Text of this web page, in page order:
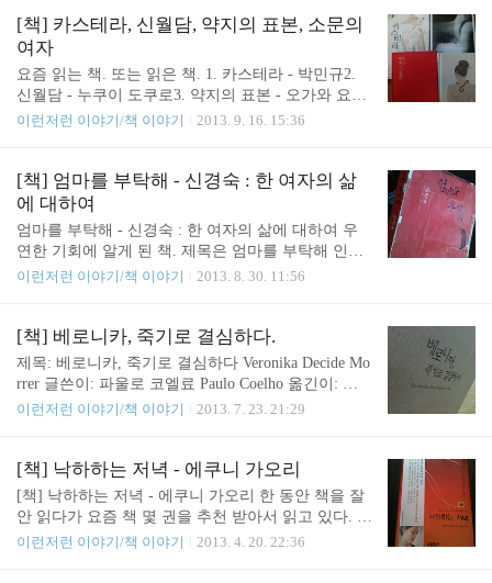
어. 그만 이혼해야겠다구. 크. 죽어가는 암 환자의 희
망이며 등불인, 바람도 안 피우는 훌륭한 의사 남편.
하하. 그..
륭하다. 콩고와는 크게 관련 없는 내용이지만, 콩고
사람이 이 책을 본다면 어떤 느낌일까 하는 생각을
잠깐 했다. 담, 부, 율이 나온다. 담은 바보. 부는 천
재. 그 둘은 함께 짝을 이루어 재밌는 일을 해 나간다.
재밌는 일이라기 보다는 어쩌면 살아가기 위해 어쩔
수 없이 선택한 힘든 일을 하고 있는 것 같기도 하다.
년 뒤가 지금과 크게 다르지 않다. 문명을 한 번 전..
[책] 카스테라, 신월담, 약지의 표본, 소문의
여자
요즘 읽는 책. 또는 읽은 책. 1. 카스테라 - 박민규2.
신월담 - 누쿠이 도쿠로3. 약지의 표본 - 오가와 요코
3. 소문의 여자 - 오쿠다 히데오 1. 카스테라 - 박민규
설명은 없었지만,이 친구가 추천한 책은 믿고 보는지
라. 궁금하네. 단편집이다. 박민규라는 이름을 알게
되고 나서 뒤를 돌아보니연구실 동생 책상 책꽂이에,
더블 - 박민규 소설집이라는 것이 꽂혀있다. 그리 멀
리 있는 작가는 아니었구나. 2. 신월담 - 누쿠이 도쿠
로 지음, 한성례 옮김 꽤 두꺼운 책인데, 그리 오랜 시
읽기 시작할 때 쯤,두껍지만 두껍지 않다. 왜 그렇게
두꺼워졌는지 ..
이런저런 이야기/책 이야기 2013. 9. 16. 15:36
[책] 엄마를 부탁해 - 신경숙 : 한 여자의 삶
에 대하여
엄마를 부탁해 - 신경숙 : 한 여자의 삶에 대하여 우
연한 기회에 알게 된 책. 제목은 엄마를 부탁해 인데,
난 사실 나의 어머니 보다는 아내를 생각하면서 읽게
이 책의 화자가 누구인지는 끝까지 말하지 않지만,
내용상 엄마라고 보는 것이 자연스럽겠다. 1장은 엄
마가 딸에게, 2장은 엄마가 큰 아들에게, 3장은 엄마
있다. 엄마는 마치 전지적 시점을 가진 것처럼 다른
에 대해서도 다 알고 있다. 각 장이 바뀔 때마다 화자
의 말하는 방식이 달라지는 것도 이 책의 특징. 당신
은 이 집을 내키는 대로 떠났다..
이런저런 이야기/책 이야기 2013. 8. 30. 11:56
[책] 베로니카, 죽기로 결심하다.
제목: 베로니카, 죽기로 결심하다 Veronika Decide Mo
rrer 글쓴이: 파울로 코엘료 Paulo Coelho 옮긴이: 이
상해 한 친구의 소개로 알게 된 책. 작가는 파울로 코
'슬로베니아가 어디에 있는지는 아무도 몰라. 아무
도.' 베로니카는 생각했다. 1997년 11월을 시간적 배
경으로 잡고 시작하는 소설은, 슬로베니아는 어디에
온 건 아마도 2002년 봄과 2002년 여름. 취리히에서
이런저런 이야기/책 이야기 2013. 7. 23. 21:29
[책] 낙하하는 저녁 - 에쿠니 가오리
[책] 낙하하는 저녁 - 에쿠니 가오리 한 동안 책을 잘
안 읽다가 요즘 책 몇 권을 추천 받아서 읽고 있다. 이
번에 읽은 책은 낙하하는 저녁. ▲ 이렇게 생긴 책이
이런저런 이야기/책 이야기 2013. 4. 20. 22:36